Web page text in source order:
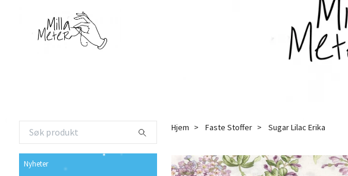
Nyheter
Hjem Faste Stoffer Sugar Lilac Erika